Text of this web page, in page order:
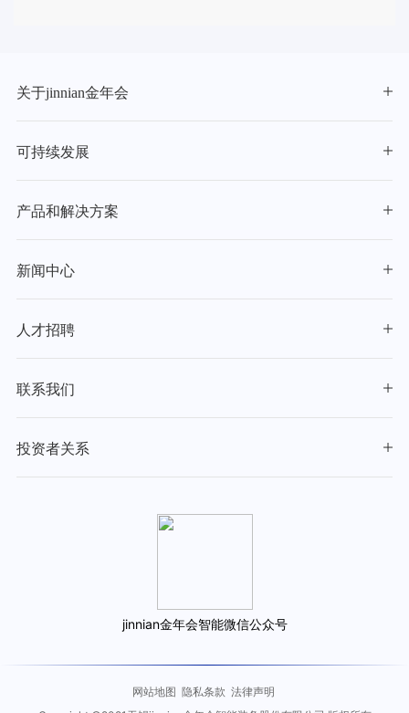
关于jinnian金年会
可持续发展
产品和解决方案
新闻中心
人才招聘
联系我们
投资者关系
jinnian金年会智能微信公众号
网站地图 隐私条款 法律声明